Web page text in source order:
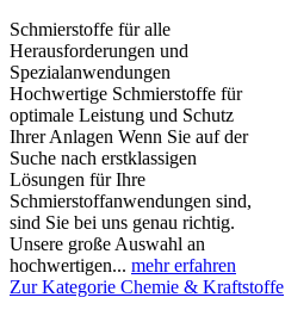
Schmierstoffe für alle
Herausforderungen und
Spezialanwendungen
Hochwertige Schmierstoffe für
optimale Leistung und Schutz
Ihrer Anlagen Wenn Sie auf der
Suche nach erstklassigen
Lösungen für Ihre
Schmierstoffanwendungen sind,
sind Sie bei uns genau richtig.
Unsere große Auswahl an
hochwertigen... mehr erfahren
Zur Kategorie Chemie & Kraftstoffe